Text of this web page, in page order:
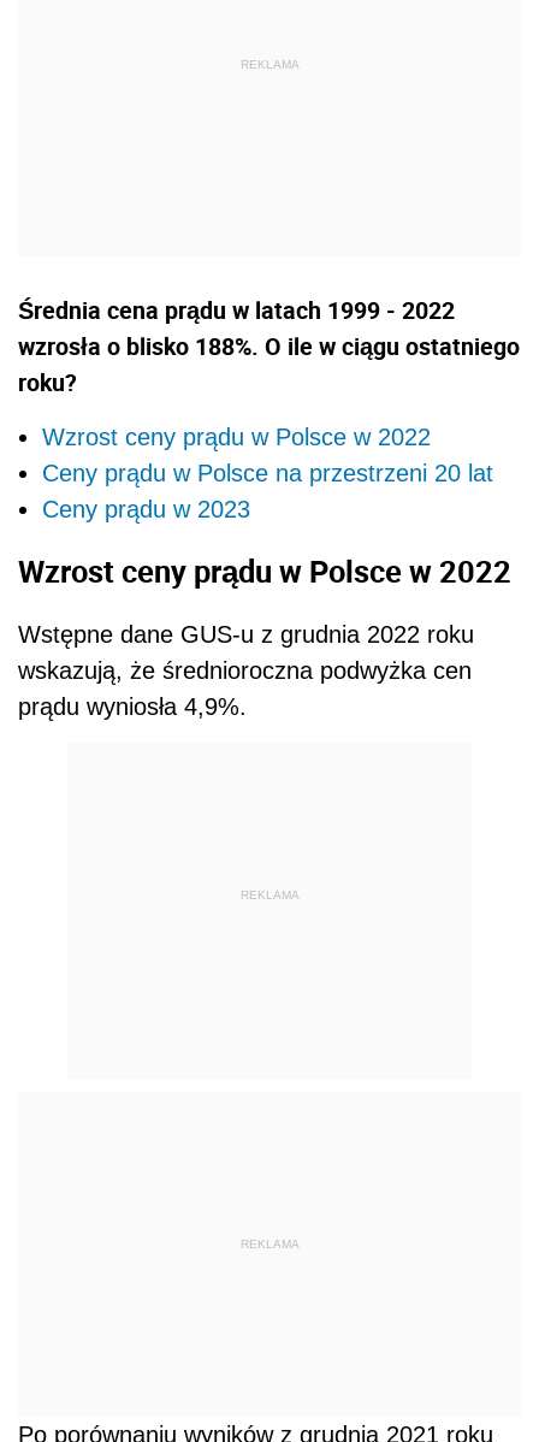
Średnia cena prądu w latach 1999 - 2022
wzrosła o blisko 188%. O ile w ciągu ostatniego
roku?
Wzrost ceny prądu w Polsce w 2022
Ceny prądu w Polsce na przestrzeni 20 lat
Ceny prądu w 2023
Wzrost ceny prądu w Polsce w 2022
Wstępne dane GUS-u z grudnia 2022 roku
wskazują, że średnioroczna podwyżka cen
prądu wyniosła 4,9%.
REKLAMA
REKLAMA
Po porównaniu wyników z grudnia 2021 roku